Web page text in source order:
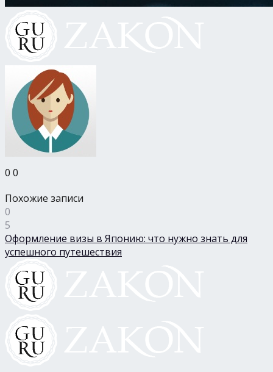
0 0
Похожие записи
0
5
Оформление визы в Японию: что нужно знать для
успешного путешествия